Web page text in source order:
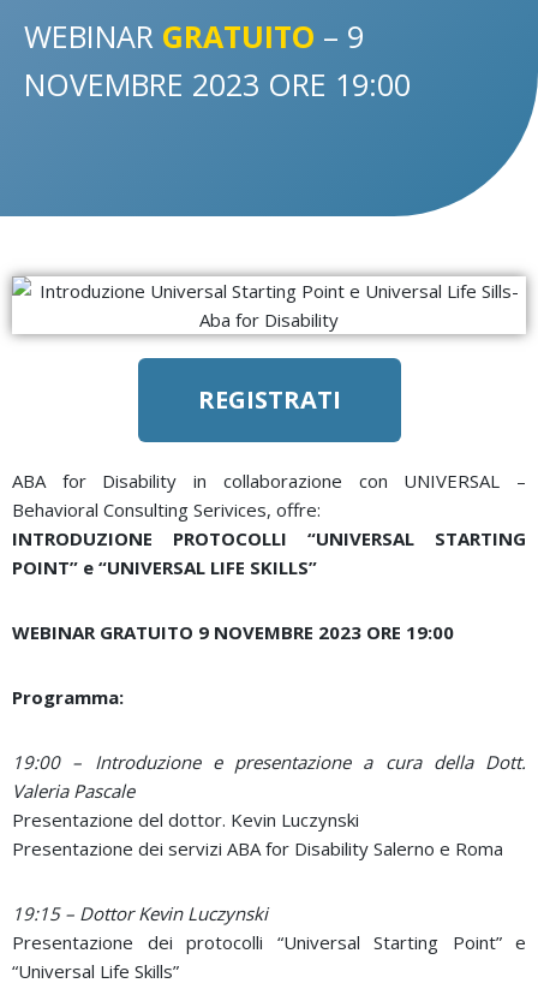
WEBINAR GRATUITO – 9
NOVEMBRE 2023 ORE 19:00
REGISTRATI
ABA for Disability in collaborazione con UNIVERSAL –
Behavioral Consulting Serivices, offre:
INTRODUZIONE PROTOCOLLI “UNIVERSAL STARTING
POINT” e “UNIVERSAL LIFE SKILLS”
WEBINAR GRATUITO 9 NOVEMBRE 2023 ORE 19:00
Programma:
19:00 – Introduzione e presentazione a cura della Dott.
Valeria Pascale
Presentazione del dottor. Kevin Luczynski
Presentazione dei servizi ABA for Disability Salerno e Roma
19:15 – Dottor Kevin Luczynski
Presentazione dei protocolli “Universal Starting Point” e
“Universal Life Skills”